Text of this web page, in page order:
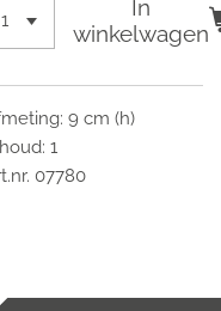
In
winkelwagen
9 cm (h)
1
07780